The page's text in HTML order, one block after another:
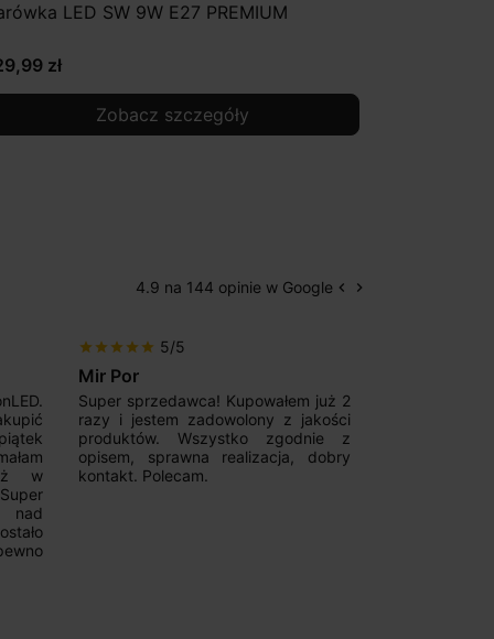
LED SW 9W E27 PREMIUM
zł
Zobacz szczegóły
4.9 na 144 opinie w Google Poprzedni
keyboard_arrow_left Następny
keyboard_arrow_right
w
nad
star star star star star 5/5
Mir Por
Super sprzedawca! Kupowałem już 2
razy i jestem zadowolony z jakości
produktów. Wszystko zgodnie z
opisem, sprawna realizacja, dobry
kontakt. Polecam.